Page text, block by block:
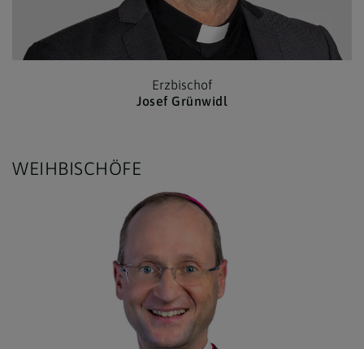
Erzbischof
Josef Grünwidl
WEIHBISCHÖFE